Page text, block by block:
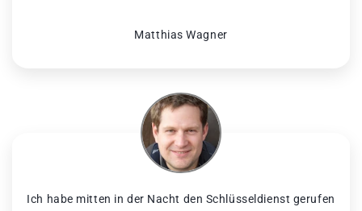
Matthias Wagner
Ich habe mitten in der Nacht den Schlüsseldienst gerufen